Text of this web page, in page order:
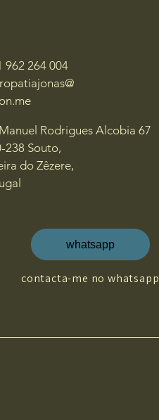
962 264 004
Rodrigues Alcobia 67
238 Souto,
do Zêzere,
whatsapp
contacta-me no whatsapp